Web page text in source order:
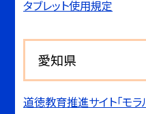
タブレット使用規定
愛知県
道徳教育推進サイト「モラ